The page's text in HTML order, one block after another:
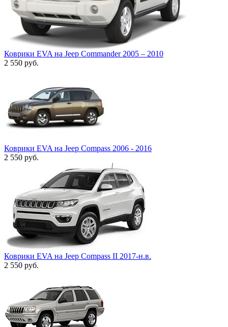
Коврики EVA на Jeep Commander 2005 – 2010
2 550 руб.
Коврики EVA на Jeep Compass 2006 - 2016
2 550 руб.
Коврики EVA на Jeep Compass II 2017-н.в.
2 550 руб.